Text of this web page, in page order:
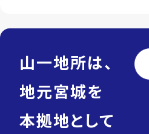
山一地所は、
地元宮城を
本拠地として